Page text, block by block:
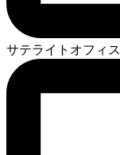
サテライトオフィス